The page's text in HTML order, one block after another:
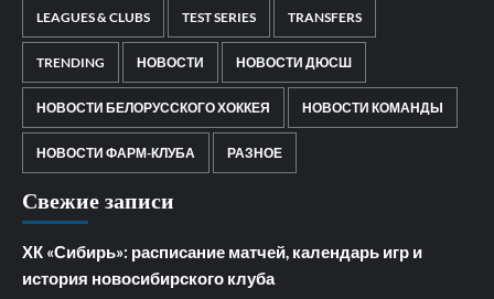
LEAGUES & CLUBS TEST SERIES TRANSFERS
TRENDING НОВОСТИ НОВОСТИ ДЮСШ
НОВОСТИ БЕЛОРУССКОГО ХОККЕЯ НОВОСТИ КОМАНДЫ
НОВОСТИ ФАРМ-КЛУБА РАЗНОЕ
Свежие записи
ХК «Сибирь»: расписание матчей, календарь игр и
история новосибирского клуба